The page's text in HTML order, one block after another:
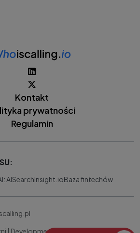
Kontakt
prywatności
Regulamin
AISearchInsight.ioBaza fintechów
| Development: